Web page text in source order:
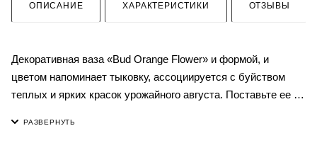
ОПИСАНИЕ ХАРАКТЕРИСТИКИ ОТЗЫВЫ
Декоративная ваза «Bud Orange Flower» и формой, и
цветом напоминает тыковку, ассоциируется с буйством
теплых и ярких красок урожайного августа. Поставьте ее на